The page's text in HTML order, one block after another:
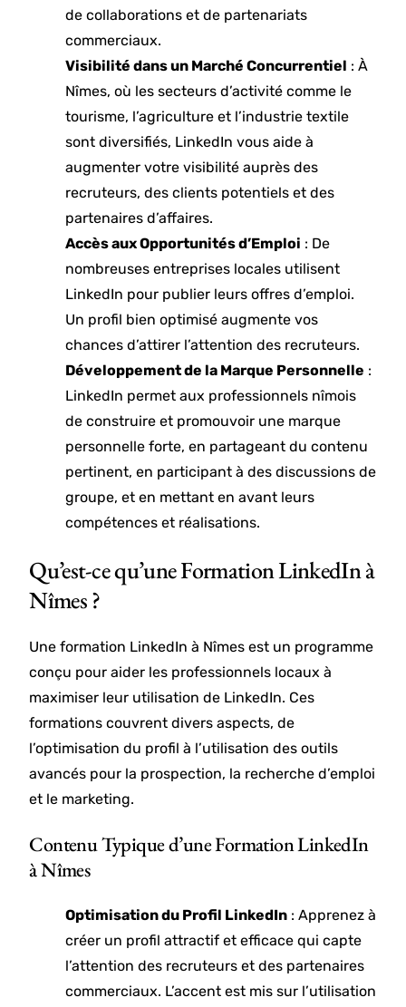
de collaborations et de partenariats
commerciaux.
Visibilité dans un Marché Concurrentiel : À
Nîmes, où les secteurs d’activité comme le
tourisme, l’agriculture et l’industrie textile
sont diversifiés, LinkedIn vous aide à
augmenter votre visibilité auprès des
recruteurs, des clients potentiels et des
partenaires d’affaires.
Accès aux Opportunités d’Emploi : De
nombreuses entreprises locales utilisent
LinkedIn pour publier leurs offres d’emploi.
Un profil bien optimisé augmente vos
chances d’attirer l’attention des recruteurs.
Développement de la Marque Personnelle :
LinkedIn permet aux professionnels nîmois
de construire et promouvoir une marque
personnelle forte, en partageant du contenu
pertinent, en participant à des discussions de
groupe, et en mettant en avant leurs
compétences et réalisations.
Qu’est-ce qu’une Formation LinkedIn à
Nîmes ?
Une formation LinkedIn à Nîmes est un programme
conçu pour aider les professionnels locaux à
maximiser leur utilisation de LinkedIn. Ces
formations couvrent divers aspects, de
l’optimisation du profil à l’utilisation des outils
avancés pour la prospection, la recherche d’emploi
et le marketing.
Contenu Typique d’une Formation LinkedIn
à Nîmes
Optimisation du Profil LinkedIn : Apprenez à
créer un profil attractif et efficace qui capte
l’attention des recruteurs et des partenaires
commerciaux. L’accent est mis sur l’utilisation